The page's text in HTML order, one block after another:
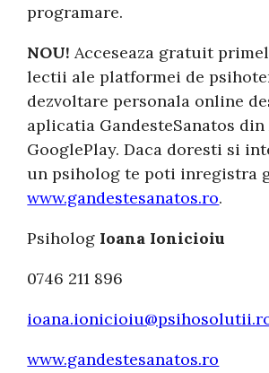
programare.
NOU! Acceseaza gratuit
lectii ale platformei de
dezvoltare personala online
aplicatia GandesteSanatos din
GooglePlay. Daca doresti si
un psiholog te poti inregistra
www.gandestesanatos.ro.
Psiholog Ioana Ionicioiu
0746 211 896
www.gandestesanatos.ro